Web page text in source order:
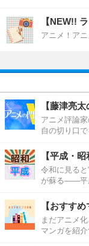
【NEW!!
アニメ！ア
【藤津亮
アニメ評論
自の切り口で
【平成・
令和に見る
が蘇る――平
【おすすめ
まだアニメ
マンガを紹